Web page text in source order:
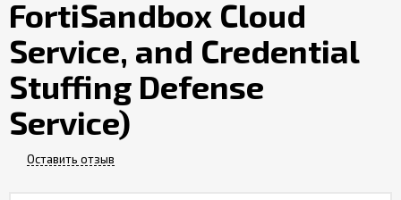
FortiSandbox Cloud
Service, and Credential
Stuffing Defense
Service)
Оставить отзыв